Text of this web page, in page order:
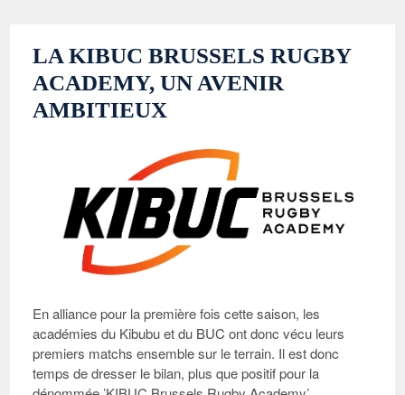
LA KIBUC BRUSSELS RUGBY
ACADEMY, UN AVENIR
AMBITIEUX
En alliance pour la première fois cette saison, les
académies du Kibubu et du BUC ont donc vécu leurs
premiers matchs ensemble sur le terrain. Il est donc
temps de dresser le bilan, plus que positif pour la